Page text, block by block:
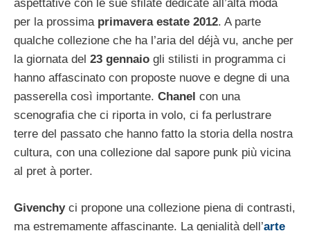
aspettative con le sue sfilate dedicate all’alta moda
per la prossima primavera estate 2012. A parte
qualche collezione che ha l’aria del déjà vu, anche per
la giornata del 23 gennaio gli stilisti in programma ci
hanno affascinato con proposte nuove e degne di una
passerella così importante. Chanel con una
scenografia che ci riporta in volo, ci fa perlustrare
terre del passato che hanno fatto la storia della nostra
cultura, con una collezione dal sapore punk più vicina
al pret à porter.
Givenchyci propone una collezione piena di contrasti,
ma estremamente affascinante. La genialità dell’arte